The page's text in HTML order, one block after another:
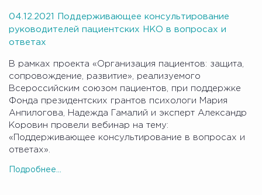
04.12.2021 Поддерживающее консультирование
руководителей пациентских НКО в вопросах и
ответах
В рамках проекта «Организация пациентов: защита,
сопровождение, развитие», реализуемого
Всероссийским союзом пациентов, при поддержке
Фонда президентских грантов психологи Мария
Анпилогова, Надежда Гамалий и эксперт Александр
Коровин провели вебинар на тему:
«Поддерживающее консультирование в вопросах и
ответах».
Подробнее...